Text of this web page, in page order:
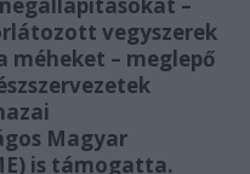
vegyszerek
– meglepő
Magyar
is támogatta.